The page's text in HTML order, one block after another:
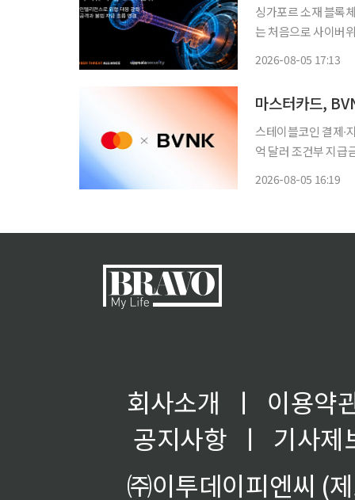
싱가포르 소재 블록
는 처음으로 사이버위협
2026-08-05 17:13
마스터카드,
스테이블코인 결제∙지급∙정산∙재무
억 달러 조건부 지급금 포
2026-08-05 16:19
회사소개 ㅣ
이용약
공지사항
ㅣ
기사제
㈜이투데이피엔씨 (